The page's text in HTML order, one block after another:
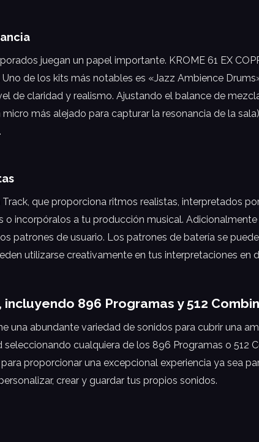
juegan un papel importante. KROME 61 EX
de los kits más notables es «Jazz Ambience
de claridad y realismo. Ajustando el balance de
más alejado para capturar la resonancia de la
que proporciona ritmos realistas, interpretados
o incorpóralos a tu producción musical.
patrones de usuario. Los patrones de batería se
utilizarse creativamente en tus interpretaciones en
896 Programas y 512
una abundante variedad de sonidos para cubrir una
cualquiera de los 896 Programas o 512
proporcionar una excepcional experiencia ya sea
crear y guardar tus propios sonidos.